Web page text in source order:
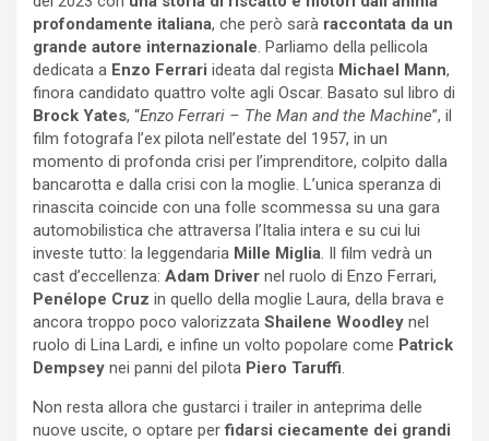
profondamente italiana, che però sarà raccontata da un
grande autore internazionale. Parliamo della pellicola
dedicata a Enzo Ferrari ideata dal regista Michael Mann,
finora candidato quattro volte agli Oscar. Basato sul libro di
Brock Yates, “Enzo Ferrari – The Man and the Machine”, il
film fotografa l’ex pilota nell’estate del 1957, in un
momento di profonda crisi per l’imprenditore, colpito dalla
bancarotta e dalla crisi con la moglie. L’unica speranza di
rinascita coincide con una folle scommessa su una gara
automobilistica che attraversa l’Italia intera e su cui lui
investe tutto: la leggendaria Mille Miglia. Il film vedrà un
cast d’eccellenza: Adam Driver nel ruolo di Enzo Ferrari,
Penélope Cruz in quello della moglie Laura, della brava e
ancora troppo poco valorizzata Shailene Woodley nel
ruolo di Lina Lardi, e infine un volto popolare come Patrick
Dempsey nei panni del pilota Piero Taruffi.
Non resta allora che gustarci i trailer in anteprima delle
nuove uscite, o optare perfidarsi ciecamente dei grandi